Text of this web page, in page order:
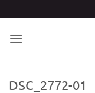
DSC_2772-01